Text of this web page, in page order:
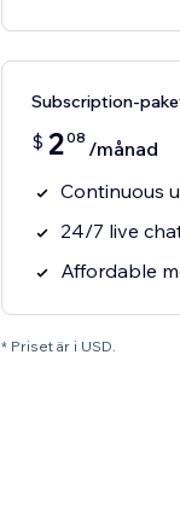
Subscription-
$ 208 /månad
Continuous
24/7 live
Affordable
* Priset är i USD.